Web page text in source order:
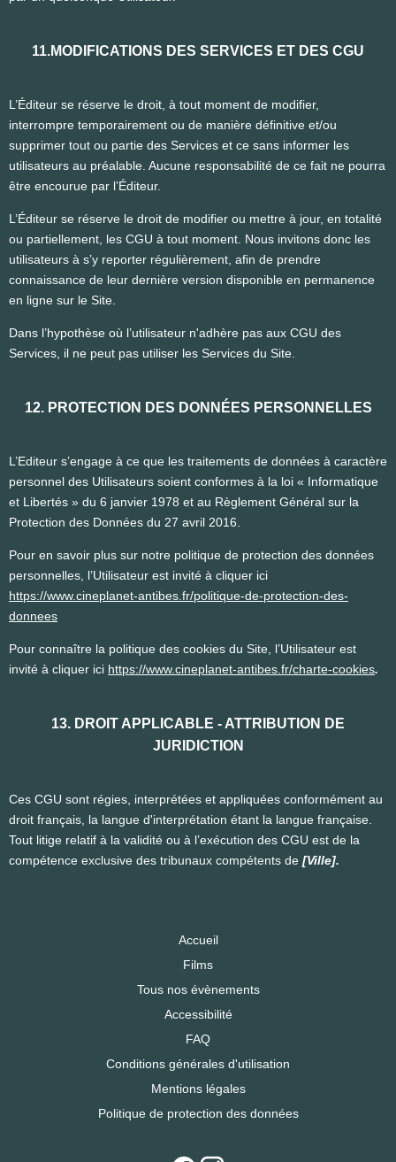
11.MODIFICATIONS DES SERVICES ET DES CGU
L’Éditeur se réserve le droit, à tout moment de modifier,
interrompre temporairement ou de manière définitive et/ou
supprimer tout ou partie des Services et ce sans informer les
utilisateurs au préalable. Aucune responsabilité de ce fait ne pourra
être encourue par l’Éditeur.
L’Éditeur se réserve le droit de modifier ou mettre à jour, en totalité
ou partiellement, les CGU à tout moment. Nous invitons donc les
utilisateurs à s’y reporter régulièrement, afin de prendre
connaissance de leur dernière version disponible en permanence
en ligne sur le Site.
Dans l’hypothèse où l’utilisateur n'adhère pas aux CGU des
Services, il ne peut pas utiliser les Services du Site.
12. PROTECTION DES DONNÉES PERSONNELLES
L’Editeur s’engage à ce que les traitements de données à caractère
personnel des Utilisateurs soient conformes à la loi « Informatique
et Libertés » du 6 janvier 1978 et au Règlement Général sur la
Protection des Données du 27 avril 2016.
Pour en savoir plus sur notre politique de protection des données
personnelles, l’Utilisateur est invité à cliquer ici
https://www.cineplanet-antibes.fr/politique-de-protection-des-
donnees
Pour connaître la politique des cookies du Site, l’Utilisateur est
invité à cliquer ici https://www.cineplanet-antibes.fr/charte-cookies.
13. DROIT APPLICABLE - ATTRIBUTION DE
JURIDICTION
Ces CGU sont régies, interprétées et appliquées conformément au
droit français, la langue d'interprétation étant la langue française.
Tout litige relatif à la validité ou à l’exécution des CGU est de la
compétence exclusive des tribunaux compétents de [Ville].
Accueil
Films
Tous nos évènements
Accessibilité
FAQ
Conditions générales d'utilisation
Mentions légales
Politique de protection des données